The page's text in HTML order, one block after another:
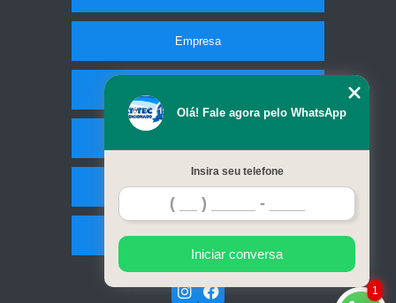
Empresa
Contato
Mapa do site
1
Olá! Fale agora pelo WhatsApp
Insira seu telefone
Iniciar conversa